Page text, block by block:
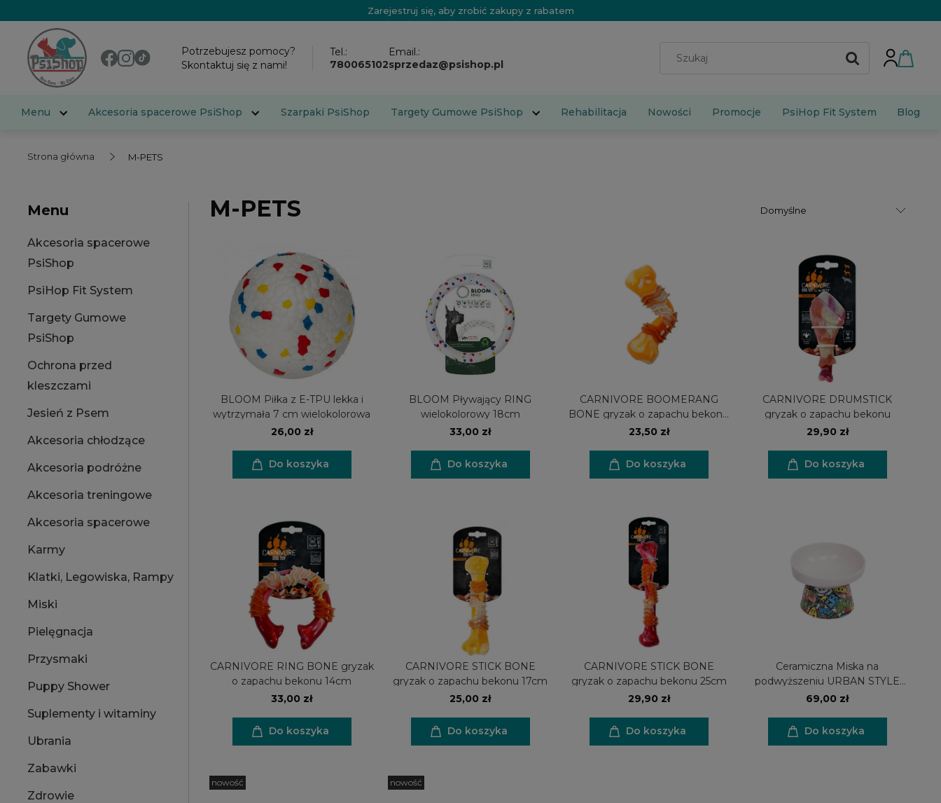
Zarejestruj się, aby zrobić zakupy z rabatem
Potrzebujesz pomocy?
Skontaktuj się z nami!
Tel.:
780065102
Email.:
sprzedaz@psishop.pl
Menu Akcesoria spacerowe PsiShop Szarpaki PsiShop Targety Gumowe PsiShop Rehabilitacja Nowości Promocje PsiHop Fit System Blog
Strona główna M-PETS
Menu
Akcesoria spacerowe
PsiShop
PsiHop Fit System
Targety Gumowe
PsiShop
Ochrona przed
kleszczami
Jesień z Psem
Akcesoria chłodzące
Akcesoria podróżne
Akcesoria treningowe
Akcesoria spacerowe
Karmy
Klatki, Legowiska, Rampy
Miski
Pielęgnacja
Przysmaki
Puppy Shower
Suplementy i witaminy
Ubrania
Zabawki
Zdrowie
M-PETS
BLOOM Piłka z E-TPU lekka i
wytrzymała 7 cm wielokolorowa
26,00 zł
Do koszyka
BLOOM Pływający RING
wielokolorowy 18cm
33,00 zł
Do koszyka
CARNIVORE BOOMERANG
BONE gryzak o zapachu bekonu
12cm
23,50 zł
Do koszyka
CARNIVORE DRUMSTICK
gryzak o zapachu bekonu
29,90 zł
Do koszyka
CARNIVORE RING BONE gryzak
o zapachu bekonu 14cm
33,00 zł
Do koszyka
CARNIVORE STICK BONE
gryzak o zapachu bekonu 17cm
25,00 zł
Do koszyka
CARNIVORE STICK BONE
gryzak o zapachu bekonu 25cm
29,90 zł
Do koszyka
Ceramiczna Miska na
podwyższeniu URBAN STYLE
TILT'D 250 ml
69,00 zł
Do koszyka
nowość nowość